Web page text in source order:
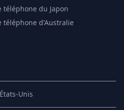
du Japon
téléphone d'Australie
Unis